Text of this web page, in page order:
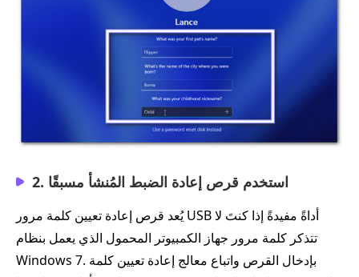
2. استخدم قرص إعادة الضبط المُنشأ مسبقًا
يُعد قرص إعادة تعيين كلمة مرور USB أداةً مفيدةً إذا كنتَ لا
تتذكر كلمة مرور جهاز الكمبيوتر المحمول الذي يعمل بنظام
Windows 7. بإدخال القرص واتباع معالج إعادة تعيين كلمة